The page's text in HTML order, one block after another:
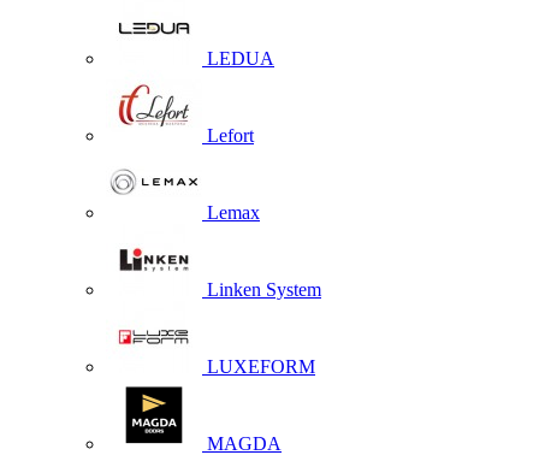
LEDUA
Lefort
Lemax
Linken System
LUXEFORM
MAGDA